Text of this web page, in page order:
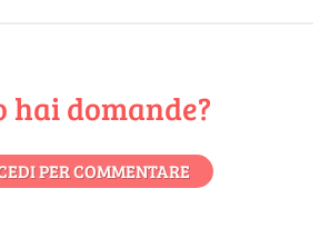
hai domande?
PER COMMENTARE